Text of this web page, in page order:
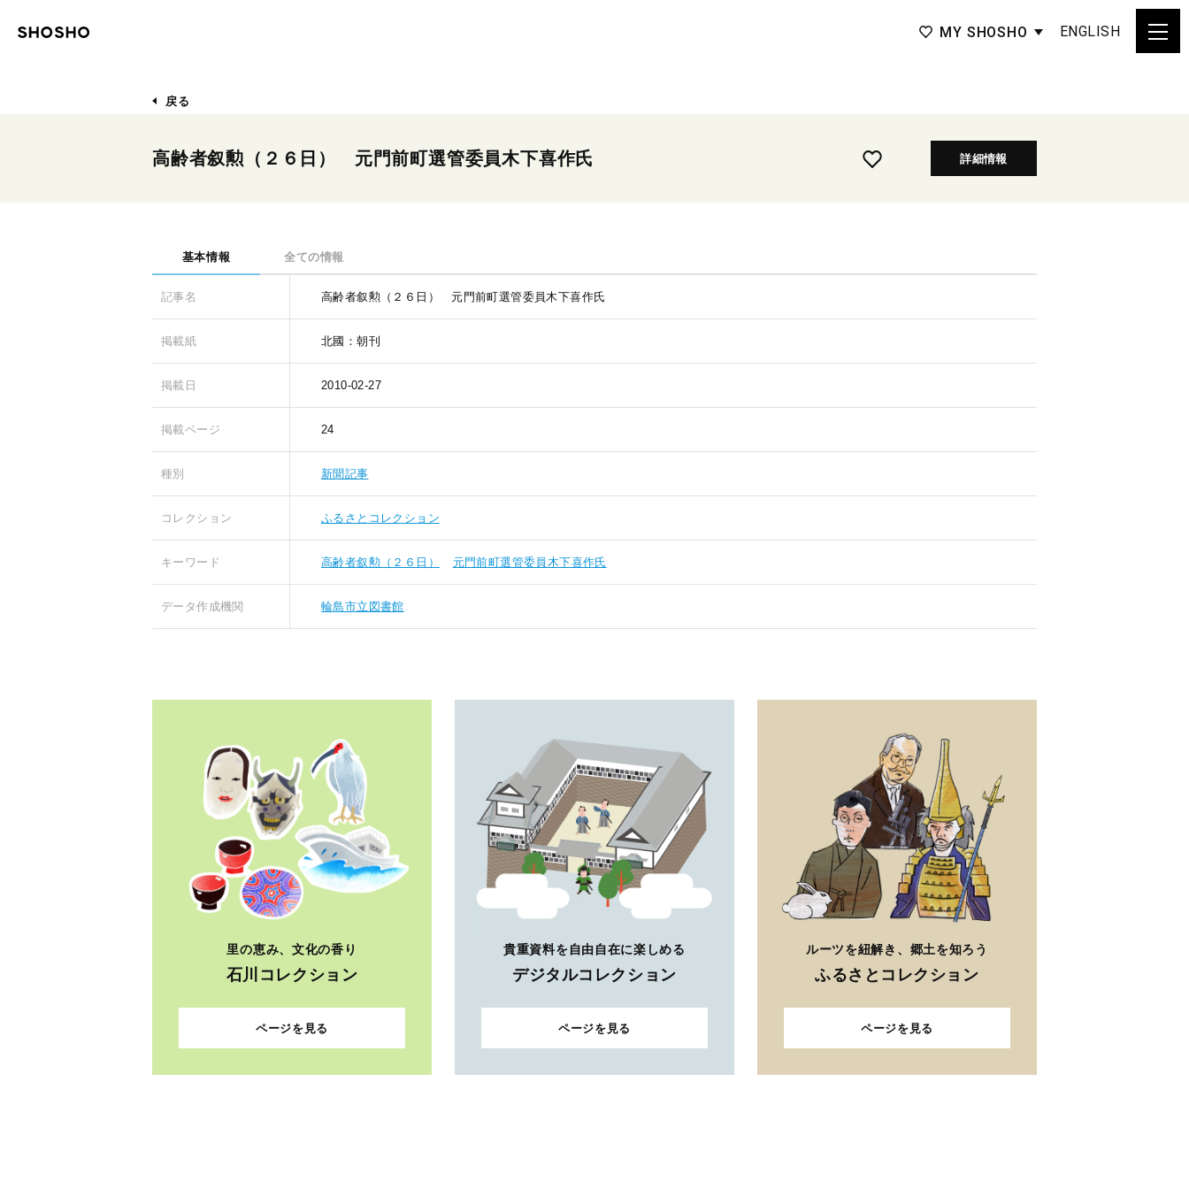
MY SHOSHO ENGLISH
戻る
高齢者叙勲（２６日） 元門前町選管委員木下喜作氏 詳細情報
基本情報 全ての情報
記事名 高齢者叙勲（２６日） 元門前町選管委員木下喜作氏
掲載紙 北國：朝刊
掲載日 2010-02-27
掲載ページ 24
種別 新聞記事
コレクション ふるさとコレクション
キーワード 高齢者叙勲（２６日） 元門前町選管委員木下喜作氏
データ作成機関 輪島市立図書館
里の恵み、文化の香り
石川コレクション
ページを見る
貴重資料を自由自在に楽しめる
デジタルコレクション
ページを見る
ルーツを紐解き、郷土を知ろう
ふるさとコレクション
ページを見る